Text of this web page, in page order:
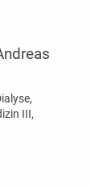
III,